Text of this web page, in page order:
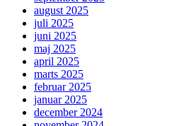
august 2025
juli 2025
juni 2025
maj 2025
april 2025
marts 2025
februar 2025
januar 2025
december 2024